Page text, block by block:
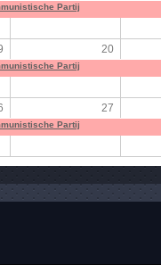
Partij
20
Partij
27
Partij